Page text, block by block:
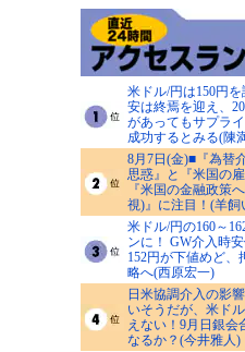
米ドル/円は150円
安は終焉を迎え、
があってもサプラ
成功するとみる(陳
8月7日(金)■『為替
思惑』と『米国の
『米国の金融政策
視)』に注目！(羊飼
米ドル/円の160～
ンに！ GW介入時
152円が下値めど
略へ(西原宏一)
日米協調介入の影
いそうだが、米ド
えない！9月日銀会
なるか？(今井雅人)